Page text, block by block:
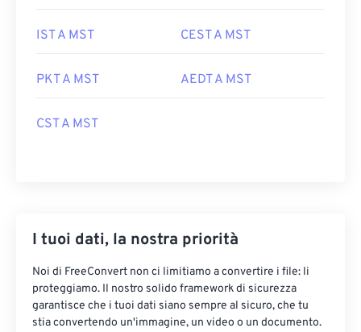
IST A MST CEST A MST
PKT A MST AEDT A MST
CST A MST
I tuoi dati, la nostra priorità
Noi di FreeConvert non ci limitiamo a convertire i file: li
proteggiamo. Il nostro solido framework di sicurezza
garantisce che i tuoi dati siano sempre al sicuro, che tu
stia convertendo un'immagine, un video o un documento.